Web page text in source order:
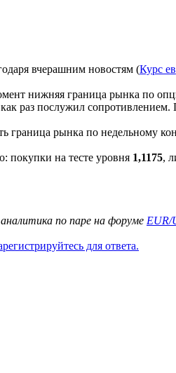
вчерашним новостям (Курс
нижняя граница рынка по
раз послужил
граница рынка по недельному
покупки на тесте уровня 1,1175,
по паре на форуме EUR/
для ответа.